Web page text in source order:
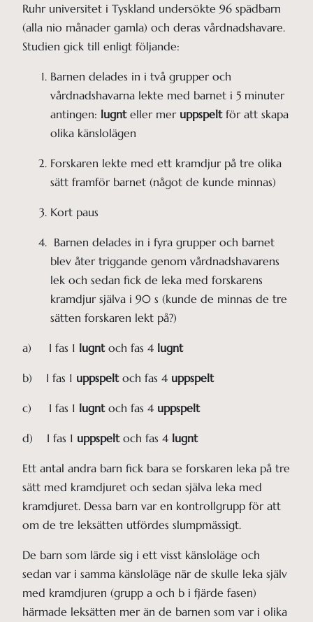
Ruhr universitet i Tyskland undersökte 96 spädbarn
(alla nio månader gamla) och deras vårdnadshavare.
Studien gick till enligt följande:
Barnen delades in i två grupper och
vårdnadshavarna lekte med barnet i 5 minuter
antingen: lugnt eller mer uppspelt för att skapa
olika känslolägen
Forskaren lekte med ett kramdjur på tre olika
sätt framför barnet (något de kunde minnas)
Kort paus
blev åter triggande genom vårdnadshavarens
lek och sedan fick de leka med forskarens
kramdjur själva i 90 s (kunde de minnas de tre
sätten forskaren lekt på?)
a) I fas 1 lugnt och fas 4 lugnt
b) I fas 1 uppspelt och fas 4 uppspelt
c) I fas 1 lugnt och fas 4 uppspelt
d) I fas 1 uppspeltoch fas 4 lugnt
Ett antal andra barn fick bara se forskaren leka på tre
sätt med kramdjuret och sedan själva leka med
kramdjuret. Dessa barn var en kontrollgrupp för att
om de tre leksätten utfördes slumpmässigt.
De barn som lärde sig i ett visst känsloläge och
sedan var i samma känsloläge när de skulle leka själv
med kramdjuren (grupp a och b i fjärde fasen)
härmade leksätten mer än de barnen som var i olika